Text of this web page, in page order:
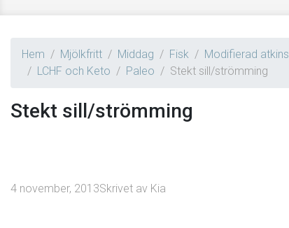
Hem Mjölkfritt Middag Fisk Modifierad atkins
LCHF och Keto
Paleo Stekt sill/strömming
Stekt sill/strömming
4 november, 2013Skrivet av Kia